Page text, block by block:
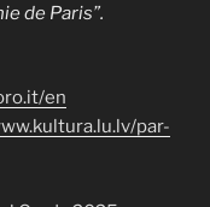
de Paris”.
en
par-